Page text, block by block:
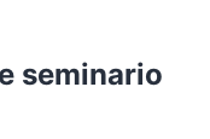
seminario